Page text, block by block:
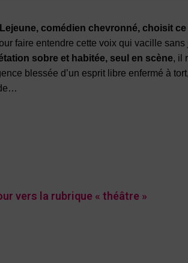
comédien chevronné, choisit
faire entendre cette voix qui vacille
sobre et habitée, seul en scène, il
blessée d’un esprit libre enfermé à
vers la rubrique « théâtre »